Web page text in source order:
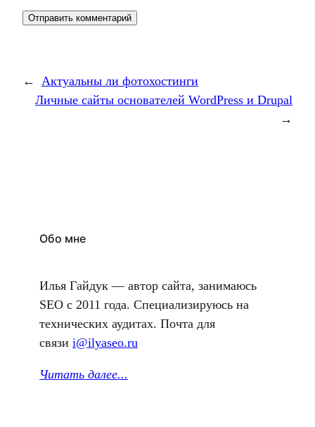
← Актуальны ли фотохостинги
Личные сайты основателей WordPress и Drupal
→
Обо мне
Илья Гайдук — автор сайта, занимаюсь
SEO с 2011 года. Специализируюсь на
технических аудитах. Почта для
связи i@ilyaseo.ru
Читать далее...